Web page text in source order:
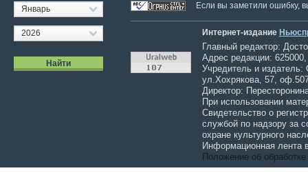
Январь
2026
Если вы заметили ошибку,
Интернет-издание
Главный редактор:
Адрес редакции:
Учредитель и
ул.Хохрякова, 57,
Директор:
При использовании
Свидетельство о
службой по надзору за
охране культурного
Информационная лента
Положение об